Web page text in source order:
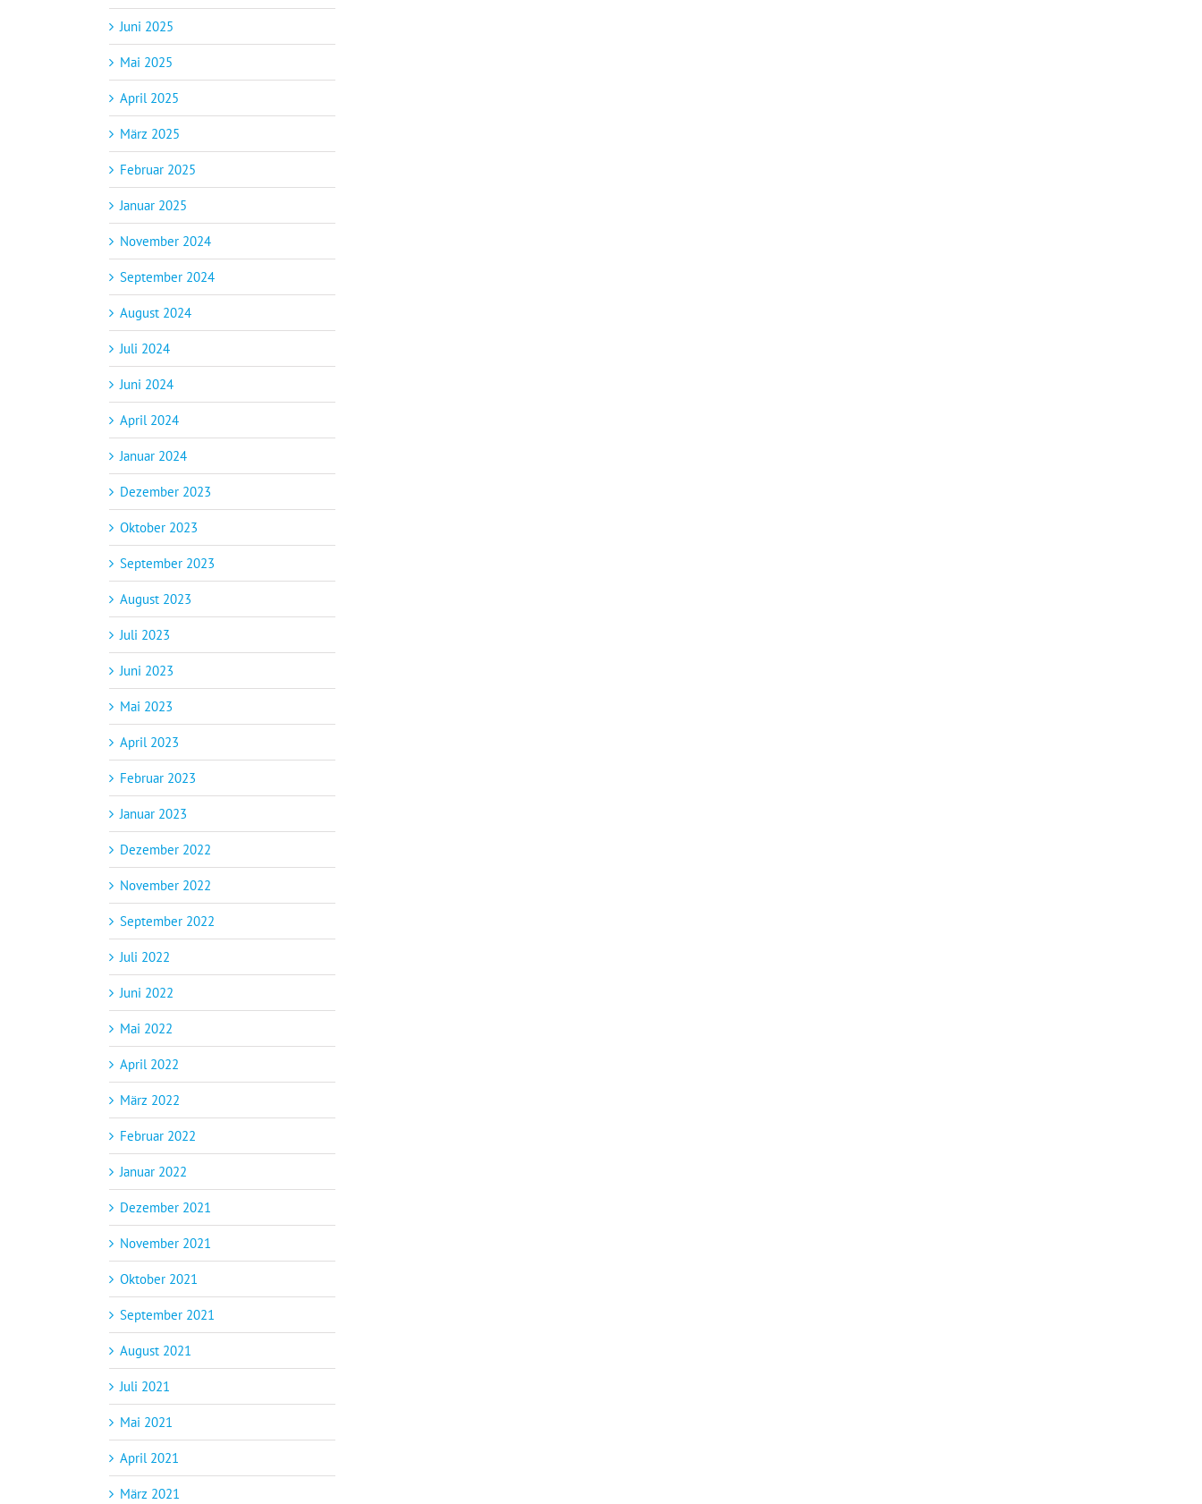
Juni 2025
Mai 2025
April 2025
März 2025
Februar 2025
Januar 2025
November 2024
September 2024
August 2024
Juli 2024
Juni 2024
April 2024
Januar 2024
Dezember 2023
Oktober 2023
September 2023
August 2023
Juli 2023
Juni 2023
Mai 2023
April 2023
Februar 2023
Januar 2023
Dezember 2022
November 2022
September 2022
Juli 2022
Juni 2022
Mai 2022
April 2022
März 2022
Februar 2022
Januar 2022
Dezember 2021
November 2021
Oktober 2021
September 2021
August 2021
Juli 2021
Mai 2021
April 2021
März 2021